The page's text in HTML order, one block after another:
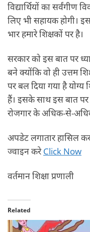
विद्यार्थियों का सर्वंगीण
लिए भी सहायक होगी।
भार हमारे शिक्षकों पर है।
सरकार को इस बात पर
बने क्योंकि वो ही उत्तम
पर बल दिया गया है
हैं। इसके साथ इस बात पर
रोजगार के अधिक-से-
अपडेट लगातार हासिल
ज्वाइन करेClick Now
वर्तमान शिक्षा प्रणाली
Related